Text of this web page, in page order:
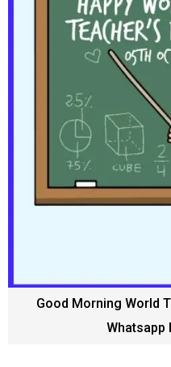
Good Morning World
Whatsapp